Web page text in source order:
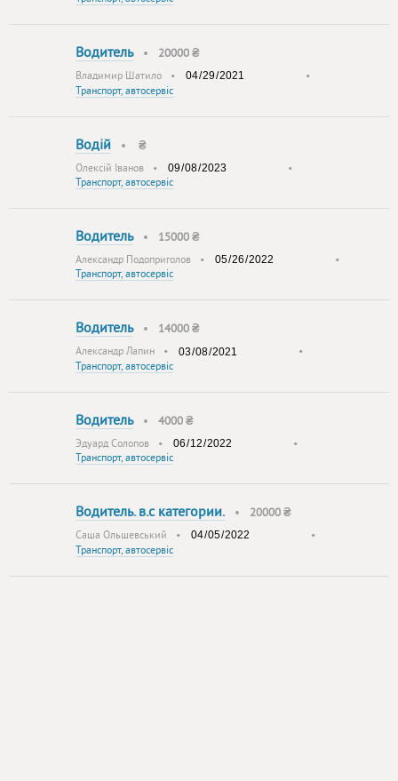
Водитель• 20000 ₴
Владимир Шатило •
•
Транспорт, автосервіс
Водій • ₴
Олексій Іванов •
•
Транспорт, автосервіс
Водитель• 15000 ₴
Александр Подоприголов •
•
Транспорт, автосервіс
Водитель• 14000 ₴
Александр Лапин •
•
Транспорт, автосервіс
Водитель• 4000 ₴
Эдуард Солопов •
•
Транспорт, автосервіс
Водитель. в.с категории.• 20000 ₴
Саша Ольшевський •
•
Транспорт, автосервіс